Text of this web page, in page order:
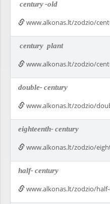
century-old
www.alkonas.lt/zodzio/
century plant
www.alkonas.lt/zodzio/
double-century
www.alkonas.lt/zodzio/
eighteenth-century
www.alkonas.lt/zodzio/
half-century
www.alkonas.lt/zodzio/